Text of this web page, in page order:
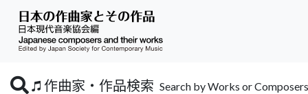
作曲家・作品検索 Search by Works or Composers